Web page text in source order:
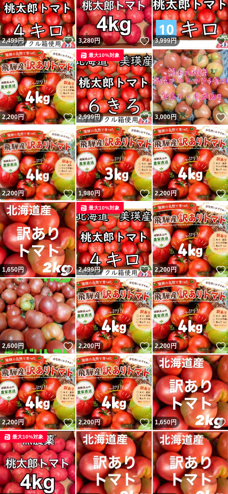
2,499円 いいね！
3,280円 いいね！
3,999円
2,200円 いいね！
2,999円 いいね！
最大10%対象
3,000円
2,200円 いいね！
1,980円 いいね！
2,200円
1,650円 いいね！
2,499円 いいね！
最大10%対象
2,200円
2,600円 いいね！
2,200円 いいね！
2,200円
2,200円 いいね！
2,200円 いいね！
1,650円
最大10%対象